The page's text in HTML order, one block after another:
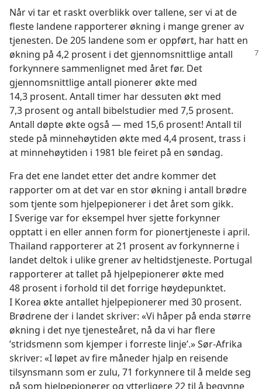
Når vi tar et raskt overblikk over tallene, ser vi at de
fleste landene rapporterer økning i mange grener av
tjenesten. De 205 landene som er oppført, har hatt en
økning på 4,2 prosent i det gjennomsnittligeantall
forkynnere sammenlignet med året før. Det
gjennomsnittlige antall pionerer økte med
14,3 prosent. Antall timer har dessuten økt med
7,3 prosent og antall bibelstudier med 7,5 prosent.
Antall døpte økte også — med 15,6 prosent! Antall til
stede på minnehøytiden økte med 4,4 prosent, trass i
at minnehøytiden i 1981 ble feiret på en søndag.
Fra det ene landet etter det andre kommer det
rapporter om at det var en stor økning i antall brødre
som tjente som hjelpepionerer i det året som gikk.
I Sverige var for eksempel hver sjette forkynner
opptatt i en eller annen form for pionertjeneste i april.
Thailand rapporterer at 21 prosent av forkynnerne i
landet deltok i ulike grener av heltidstjeneste. Portugal
rapporterer at tallet på hjelpepionerer økte med
48 prosent i forhold til det forrige høydepunktet.
I Korea økte antallet hjelpepionerer med 30 prosent.
Brødrene der i landet skriver: «Vi håper på enda større
økning i det nye tjenesteåret, nå da vi har flere
’stridsmenn som kjemper i forreste linje’.» Sør-Afrika
skriver: «I løpet av fire måneder hjalp en reisende
tilsynsmann som er zulu, 71 forkynnere til å melde seg
på som hjelpepionerer og ytterligere 22 til å begynne